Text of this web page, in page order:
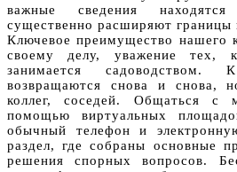
важные сведения
существенно расширяют границы
Ключевое преимущество нашего
своему делу, уважение тех,
занимается
возвращаются снова и снова,
коллег, соседей. Общаться с
помощью виртуальных
обычный телефон и
раздел, где собраны основные
решения спорных вопросов.